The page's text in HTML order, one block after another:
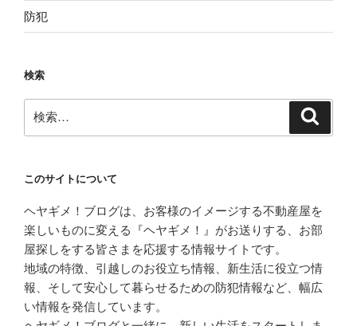
防犯
検索
検
索:
このサイトについて
ヘヤギメ！ブログは、お客様のイメージする不動産屋を
楽しいものに変える『ヘヤギメ！』がお送りする、お部
屋探しをする皆さまを応援する情報サイトです。
地域の特徴、引越しのお役立ち情報、新生活に役立つ情
報、そして安心して暮らせるための防犯情報など、幅広
い情報を発信しています。